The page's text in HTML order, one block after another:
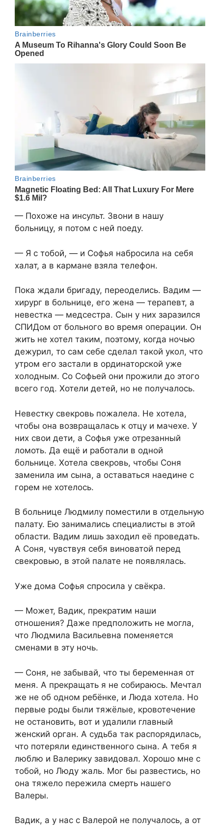
— Похоже на инсульт. Звони в нашу
больницу, я потом с ней поеду.
— Я с тобой, — и Софья набросила на себя
халат, а в кармане взяла телефон.
Пока ждали бригаду, переоделись. Вадим —
хирург в больнице, его жена — терапевт, а
невестка — медсестра. Сын у них заразился
СПИДом от больного во время операции. Он
жить не хотел таким, поэтому, когда ночью
дежурил, то сам себе сделал такой укол, что
утром его застали в ординаторской уже
холодным. Со Софьей они прожили до этого
всего год. Хотели детей, но не получалось.
Невестку свекровь пожалела. Не хотела,
чтобы она возвращалась к отцу и мачехе. У
них свои дети, а Софья уже отрезанный
ломоть. Да ещё и работали в одной
больнице. Хотела свекровь, чтобы Соня
заменила им сына, а оставаться наедине с
горем не хотелось.
В больнице Людмилу поместили в отдельную
палату. Ею занимались специалисты в этой
области. Вадим лишь заходил её проведать.
А Соня, чувствуя себя виноватой перед
свекровью, в этой палате не появлялась.
Уже дома Софья спросила у свёкра.
— Может, Вадик, прекратим наши
отношения? Даже предположить не могла,
что Людмила Васильевна поменяется
сменами в эту ночь.
— Соня, не забывай, что ты беременная от
меня. А прекращать я не собираюсь. Мечтал
же не об одном ребёнке, и Люда хотела. Но
первые роды были тяжёлые, кровотечение
не остановить, вот и удалили главный
женский орган. А судьба так распорядилась,
что потеряли единственного сына. А тебя я
люблю и Валерику завидовал. Хорошо мне с
тобой, но Люду жаль. Мог бы развестись, но
она тяжело пережила смерть нашего
Валеры.
Вадик, а у нас с Валерой не получалось, а от